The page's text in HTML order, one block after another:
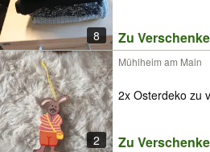
8 Zu
2
Mühlheim am Main
2x Osterdeko zu
Zu